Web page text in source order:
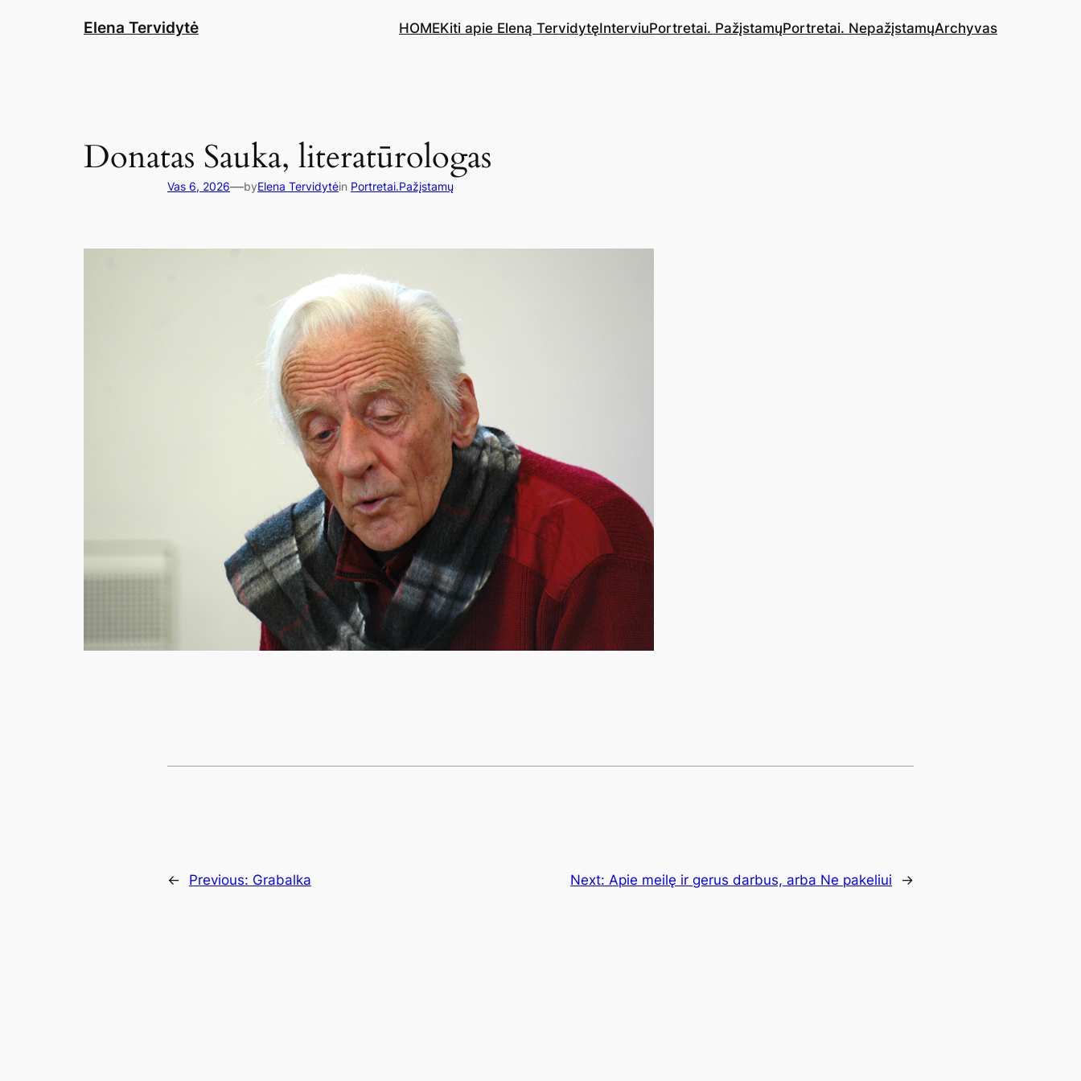
Elena Tervidytė HOMEKiti apie Eleną TervidytęInterviuPortretai. PažįstamųPortretai. NepažįstamųArchyvas
Donatas Sauka, literatūrologas
Vas 6, 2026—byElena Tervidytėin Portretai.Pažįstamų
← Previous: Grabalka Next: Apie meilę ir gerus darbus, arba Ne pakeliui →